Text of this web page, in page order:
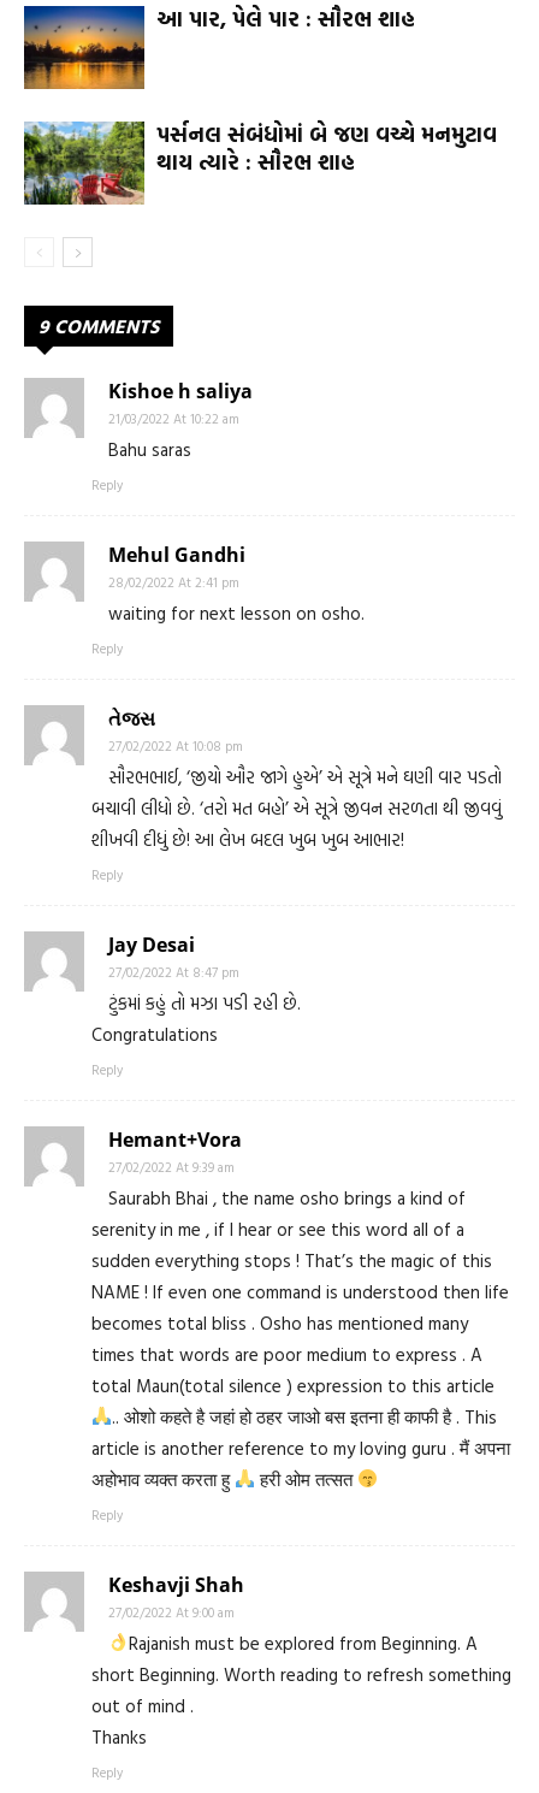
આ પાર, પેલે પાર : સૌરભ શાહ
પર્સનલ સંબંધોમાં બે જણ વચ્ચે મનમુટાવ
થાય ત્યારે : સૌરભ શાહ
9 COMMENTS
Kishoe h saliya
21/03/2022 At 10:22 am
Bahu saras
Reply
Mehul Gandhi
28/02/2022 At 2:41 pm
waiting for next lesson on osho.
Reply
તેજસ
27/02/2022 At 10:08 pm
સૌરભભાઈ, ‘જીયો ઔર જાગે હુએ’ એ સૂત્રે મને ઘણી વાર પડતો
બચાવી લીધો છે. ‘તરો મત બહો’ એ સૂત્રે જીવન સરળતા થી જીવવું
શીખવી દીધું છે! આ લેખ બદલ ખુબ ખુબ આભાર!
Reply
Jay Desai
27/02/2022 At 8:47 pm
ટુંકમાં કહું તો મઝા પડી રહી છે.
Congratulations
Reply
Hemant+Vora
27/02/2022 At 9:39 am
Saurabh Bhai , the name osho brings a kind of
serenity in me , if I hear or see this word all of a
sudden everything stops ! That’s the magic of this
NAME ! If even one command is understood then life
becomes total bliss . Osho has mentioned many
times that words are poor medium to express . A
total Maun(total silence ) expression to this article
.. ओशो कहते है जहां हो ठहर जाओ बस इतना ही काफी है . This
article is another reference to my loving guru . मैं अपना
अहोभाव व्यक्त करता हु
हरी ओम तत्सत
Reply
Keshavji Shah
27/02/2022 At 9:00 am
Rajanish must be explored from Beginning. A
short Beginning. Worth reading to refresh something
out of mind .
Thanks
Reply